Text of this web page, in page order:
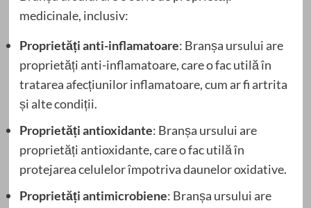
medicinale, inclusiv:
Proprietăți anti-inflamatoare: Branșa ursului are
proprietăți anti-inflamatoare, care o fac utilă în
tratarea afecțiunilor inflamatoare, cum ar fi artrita
și alte condiții.
Proprietăți antioxidante: Branșa ursului are
proprietăți antioxidante, care o fac utilă în
protejarea celulelor împotriva daunelor oxidative.
Proprietăți antimicrobiene: Branșa ursului are